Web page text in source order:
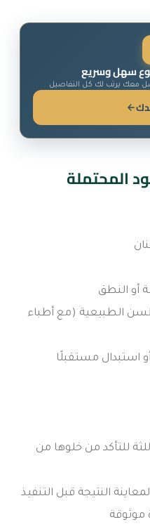
سهل وسريع
معك يرتب لك كل التفاصيل
المحتملة
أو النطق
السن الطبيعية (مع أطباء
استبدال مستقبلًا
للتأكد من خلوها من
النتيجة قبل التنفيذ
موثوقة